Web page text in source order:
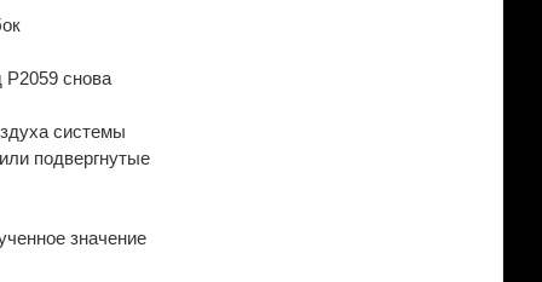
снова
системы
подвергнутые
значение